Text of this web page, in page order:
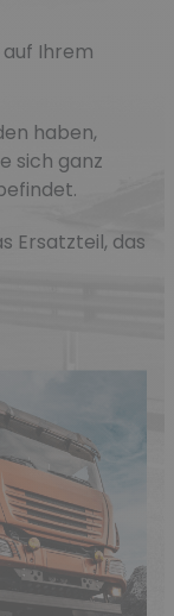
Ihrem
haben,
sich ganz
Ersatzteil, das